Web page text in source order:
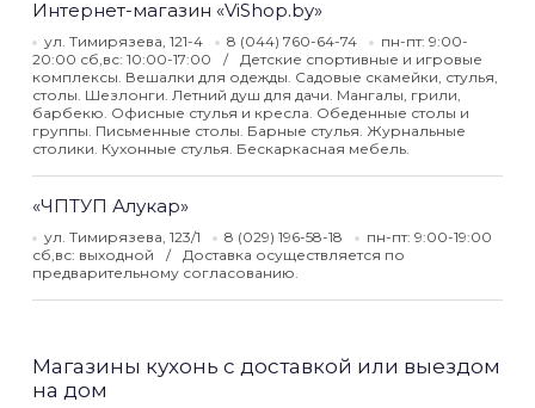
Интернет-магазин «ViShop.by»
ул. Тимирязева, 121-4 8 (044) 760-64-74
пн-пт: 9:00-
20:00 сб,вс: 10:00-17:00
Детские спортивные и игровые
комплексы. Вешалки для одежды. Садовые скамейки, стулья,
столы. Шезлонги. Летний душ для дачи. Мангалы, грили,
барбекю. Офисные стулья и кресла. Обеденные столы и
группы. Письменные столы. Барные стулья. Журнальные
столики. Кухонные стулья. Бескаркасная мебель.
«ЧПТУП Алукар»
ул. Тимирязева, 123/1 8 (029) 196-58-18
пн-пт: 9:00-19:00
сб,вс: выходной
Доставка осуществляется по
предварительному согласованию.
Магазины кухонь с доставкой или выездом
на дом